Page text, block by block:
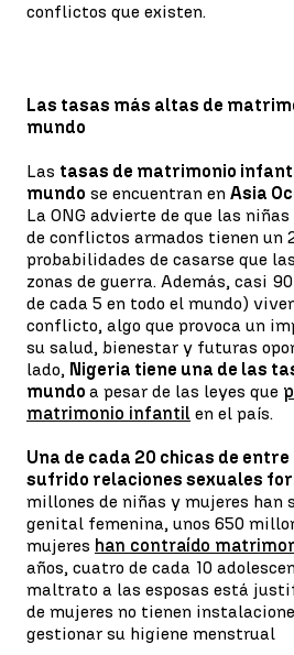
conflictos que existen.
Las tasas más altas de
mundo
Las tasas de matrimonio
mundo se encuentran en Asia
La ONG advierte de que las
de conflictos armados tienen un
probabilidades de casarse que
zonas de guerra. Además, casi
de cada 5 en todo el mundo)
conflicto, algo que provoca un
su salud, bienestar y futuras
lado, Nigeria tiene una de las
mundo a pesar de las leyes que
matrimonio infantil en el país.
Una de cada 20 chicas de entre
sufrido relaciones sexuales
millones de niñas y mujeres
genital femenina, unos 650
mujeres han contraído
años, cuatro de cada 10
maltrato a las esposas está
de mujeres no tienen
gestionar su higiene menstrual